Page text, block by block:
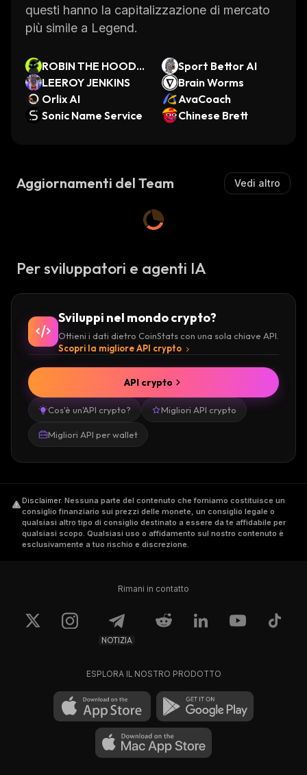
questi hanno la capitalizzazione di mercato
più simile a Legend.
ROBIN THE HOODI
NI
Sport Bettor AI
LEEROY JENKINS
Brain Worms
Orlix AI
AvaCoach
Sonic Name Service
Chinese Brett
Aggiornamenti del Team Vedi altro
Per sviluppatori e agenti IA
Sviluppi nel mondo crypto?
Ottieni i dati dietro CoinStats con una sola chiave API.
Scopri la migliore API crypto
Cos'è un'API crypto? Migliori API crypto
Migliori API per wallet
API crypto
Disclaimer. Nessuna parte del contenuto che forniamo costituisce un
consiglio finanziario sui prezzi delle monete, un consiglio legale o
qualsiasi altro tipo di consiglio destinato a essere da te affidabile per
qualsiasi scopo. Qualsiasi uso o affidamento sul nostro contenuto è
esclusivamente a tuo rischio e discrezione.
Rimani in contatto
NOTIZIA
ESPLORA IL NOSTRO PRODOTTO